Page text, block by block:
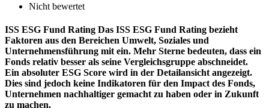
Nicht bewertet
ISS ESG Fund Rating Das ISS ESG Fund Rating bezieht
Faktoren aus den Bereichen Umwelt, Soziales und
Unternehmensführung mit ein. Mehr Sterne bedeuten, dass ein
Fonds relativ besser als seine Vergleichsgruppe abschneidet.
Ein absoluter ESG Score wird in der Detailansicht angezeigt.
Dies sind jedoch keine Indikatoren für den Impact des Fonds,
Unternehmen nachhaltiger gemacht zu haben oder in Zukunft
zu machen.